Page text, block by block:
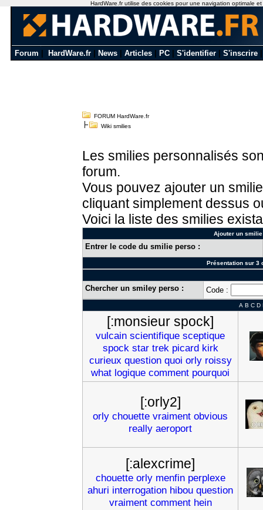
Forum HardWare.fr News Articles PC S'identifier S'inscrire
FORUM HardWare.fr
Wiki smilies
Les smilies personnalisés
forum.
Vous pouvez ajouter un
cliquant simplement dessus
Voici la liste des smilies
Ajouter un
Entrer le code du smilie perso :
Présentation sur 3
Chercher un smiley perso : Code :
A B C D
[:monsieur spock]
vulcain scientifique sceptique
spock star trek picard kirk
curieux question quoi orly roissy
what logique comment pourquoi
[:orly2]
orly chouette vraiment obvious
really aeroport
[:alexcrime]
chouette orly menfin perplexe
ahuri interrogation hibou question
vraiment comment hein
HardWare.fr utilise des cookies pour une navigation optimale